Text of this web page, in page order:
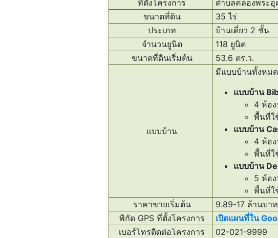
ที่ตั้งโครงการ
ตําบลคลองพระอุ
ขนาดที่ดิน
35 ไร่
ประเภท
บ้านเดี่ยว 2 ชั้น
จำนวนยูนิต
118 ยูนิต
ขนาดที่ดินเริ่มต้น
53.6 ตร.ว.
แบบบ้าน
มีแบบบ้านทั้งหม
แบบบ้าน
4 ห้อ
พื้นที่ใ
แบบบ้าน
4 ห้อ
พื้นที่ใ
แบบบ้าน
5 ห้อ
พื้นที่ใ
ราคาขายเริ่มต้น
9.89-17 ล้านบา
พิกัด GPS ที่ตั้งโครงการ
เปิดแผนที่ใน
เบอร์โทรติดต่อโครงการ
02-021-9999